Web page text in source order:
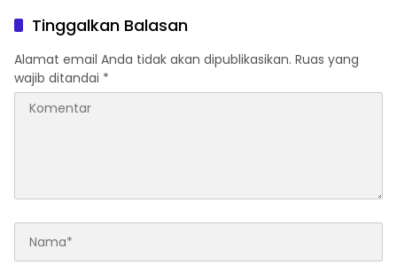
Pandang Masyarakat
Tinggalkan Balasan
Alamat email Anda tidak akan dipublikasikan. Ruas yang
wajib ditandai *